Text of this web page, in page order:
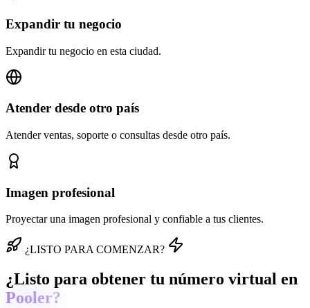
Expandir tu negocio
Expandir tu negocio en esta ciudad.
Atender desde otro país
Atender ventas, soporte o consultas desde otro país.
Imagen profesional
Proyectar una imagen profesional y confiable a tus clientes.
¿LISTO PARA COMENZAR?
¿Listo para obtener tu número virtual en
Pooler?